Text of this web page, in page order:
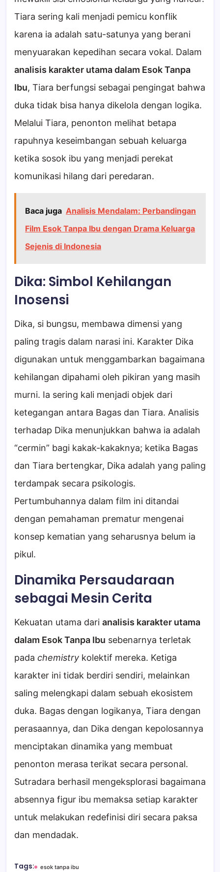
Tiara sering kali menjadi pemicu konflik
karena ia adalah satu-satunya yang berani
menyuarakan kepedihan secara vokal. Dalam
analisis karakter utama dalam Esok Tanpa
Ibu, Tiara berfungsi sebagai pengingat bahwa
duka tidak bisa hanya dikelola dengan logika.
Melalui Tiara, penonton melihat betapa
rapuhnya keseimbangan sebuah keluarga
ketika sosok ibu yang menjadi perekat
komunikasi hilang dari peredaran.
Baca juga Analisis Mendalam: Perbandingan
Film Esok Tanpa Ibu dengan Drama Keluarga
Sejenis di Indonesia
Dika: Simbol Kehilangan
Inosensi
Dika, si bungsu, membawa dimensi yang
paling tragis dalam narasi ini. Karakter Dika
digunakan untuk menggambarkan bagaimana
kehilangan dipahami oleh pikiran yang masih
murni. Ia sering kali menjadi objek dari
ketegangan antara Bagas dan Tiara. Analisis
terhadap Dika menunjukkan bahwa ia adalah
“cermin” bagi kakak-kakaknya; ketika Bagas
dan Tiara bertengkar, Dika adalah yang paling
terdampak secara psikologis.
Pertumbuhannya dalam film ini ditandai
dengan pemahaman prematur mengenai
konsep kematian yang seharusnya belum ia
pikul.
Dinamika Persaudaraan
sebagai Mesin Cerita
Kekuatan utama dari analisis karakter utama
dalam Esok Tanpa Ibu sebenarnya terletak
pada chemistry kolektif mereka. Ketiga
karakter ini tidak berdiri sendiri, melainkan
saling melengkapi dalam sebuah ekosistem
duka. Bagas dengan logikanya, Tiara dengan
perasaannya, dan Dika dengan kepolosannya
menciptakan dinamika yang membuat
penonton merasa terikat secara personal.
Sutradara berhasil mengeksplorasi bagaimana
absennya figur ibu memaksa setiap karakter
untuk melakukan redefinisi diri secara paksa
dan mendadak.
Tags: esok tanpa ibu